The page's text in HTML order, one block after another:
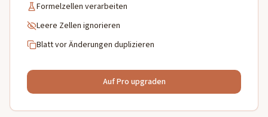
Formelzellen verarbeiten
Leere Zellen ignorieren
Blatt vor Änderungen duplizieren
Auf Pro upgraden